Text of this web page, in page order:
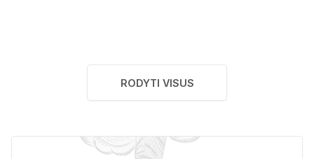
RODYTI VISUS